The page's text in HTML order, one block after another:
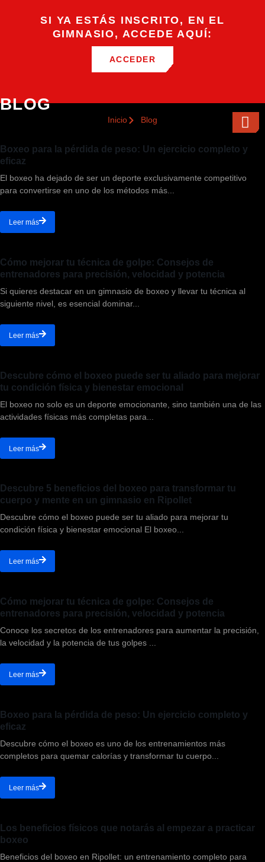
SI YA ESTÁS INSCRITO, EN EL
GIMNASIO, ACCEDE AQUÍ:
ACCEDER
BLOG
Inicio Blog
Boxeo para la pérdida de peso: Un ejercicio completo y
eficaz
El boxeo ha dejado de ser un deporte exclusivamente competitivo
para convertirse en uno de los métodos más...
Leer más
Cómo mejorar tu técnica de golpe: Consejos de
entrenadores para precisión, velocidad y potencia
Si quieres destacar en un gimnasio de boxeo y llevar tu técnica al
siguiente nivel, es esencial dominar...
Leer más
Descubre cómo el boxeo puede ser tu aliado para mejorar
tu condición física y bienestar emocional
El boxeo no solo es un deporte emocionante, sino también una de las
actividades físicas más completas para...
Leer más
Descubre 5 beneficios del boxeo para transformar tu
cuerpo y mente en un gimnasio en Ripollet
Descubre cómo el boxeo puede ser tu aliado para mejorar tu
condición física y bienestar emocional El boxeo...
Leer más
Cómo mejorar tu técnica de golpe: Consejos de
entrenadores para precisión, velocidad y potencia
Conoce los secretos de los entrenadores para aumentar la precisión,
la velocidad y la potencia de tus golpes ...
Leer más
Boxeo para la pérdida de peso: Un ejercicio completo y
eficaz
Descubre cómo el boxeo es uno de los entrenamientos más
completos para quemar calorías y transformar tu cuerpo...
Leer más
Los beneficios físicos que notarás al empezar a practicar
boxeo
Beneficios del boxeo en Ripollet: un entrenamiento completo para